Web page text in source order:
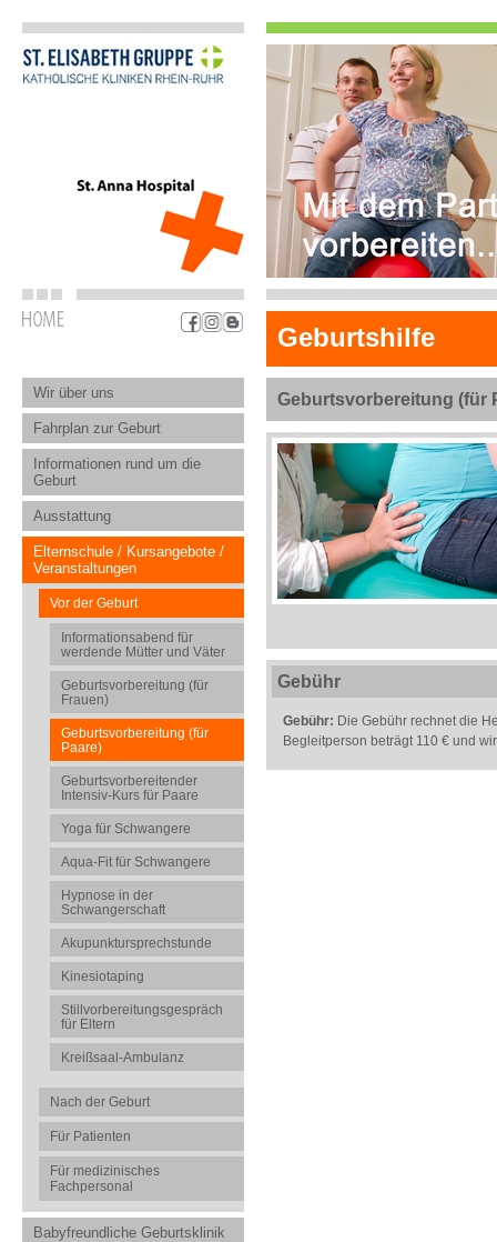
Geburtshilfe
Wir über uns
Fahrplan zur Geburt
Informationen rund um die
Geburt
Ausstattung
Elternschule / Kursangebote /
Veranstaltungen
Vor der Geburt
Informationsabend für
werdende Mütter und Väter
Geburtsvorbereitung (für
Frauen)
Geburtsvorbereitung (für
Paare)
Geburtsvorbereitender
Intensiv-Kurs für Paare
Yoga für Schwangere
Aqua-Fit für Schwangere
Hypnose in der
Schwangerschaft
Akupunktursprechstunde
Kinesiotaping
Stillvorbereitungsgespräch
für Eltern
Kreißsaal-Ambulanz
Nach der Geburt
Für Patienten
Für medizinisches
Fachpersonal
Babyfreundliche Geburtsklinik
Geburtsvorbereitung (für
Gebühr
Gebühr: Die Gebühr rechnet die
Begleitperson beträgt 110 € und